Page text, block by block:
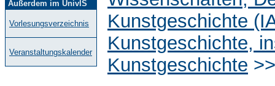
Außerdem im UnivIS
Vorlesungsverzeichnis
Veranstaltungskalender
Kunstgeschichte
Kunstgeschichte,
Kunstgeschichte >>